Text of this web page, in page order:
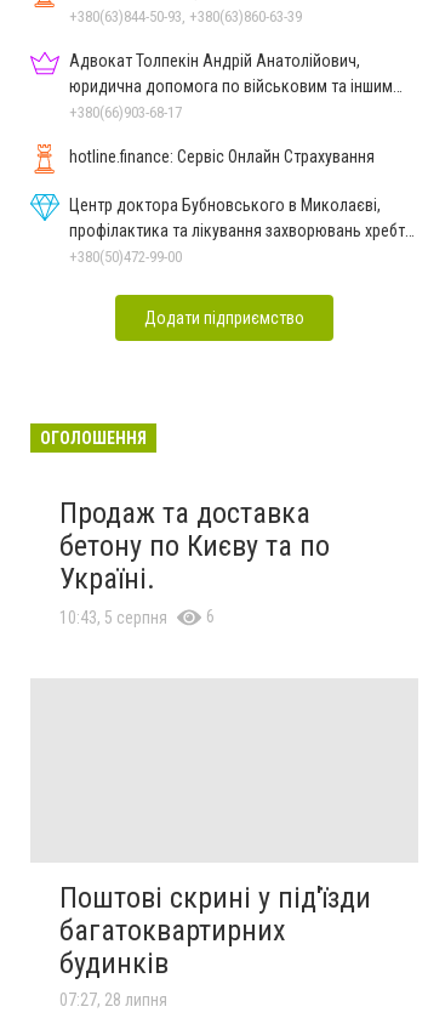
+380(63)844-50-93, +380(63)860-63-39
Адвокат Толпекін Андрій Анатолійович,
юридична допомога по військовим та іншим
справам
+380(66)903-68-17
hotline.finance: Сервіс Онлайн Страхування
Центр доктора Бубновського в Миколаєві,
профілактика та лікування захворювань хребта
і суглобів
+380(50)472-99-00
Додати підприємство
ОГОЛОШЕННЯ
Продаж та доставка
бетону по Києву та по
Україні.
10:43, 5 серпня 6
Поштові скрині у під'їзди
багатоквартирних
будинків
07:27, 28 липня